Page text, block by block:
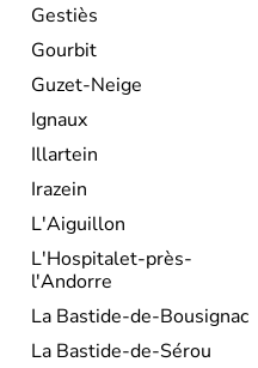
Gestiès
Gourbit
Guzet-Neige
Ignaux
Illartein
Irazein
L'Aiguillon
L'Hospitalet-près-
l'Andorre
La Bastide-de-Bousignac
La Bastide-de-Sérou